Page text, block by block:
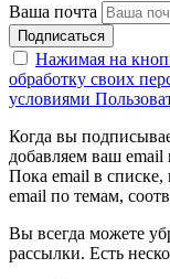
Ваша почта
Подписаться
Нажимая на
обработку своих
условиями
Когда вы
добавляем ваш
Пока email в
email по темам,
Вы всегда можете
рассылки. Есть